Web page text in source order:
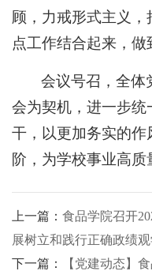
顾，力戒形式主义
点工作结合起来，做
会议号召，全体
会为契机，进一步
干，以更加务实的作
阶，为学校事业高质
上一篇： 食品学院召开
展树立和践行正确政绩
下一篇：
【党建动态】